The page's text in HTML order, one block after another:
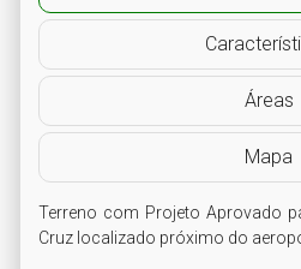
Áreas
Mapa
Terreno com Projeto Aprovado
Cruz localizado próximo do